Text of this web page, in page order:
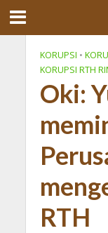
KORUPSI •
KORUPSI RTH
Oki:
RTH